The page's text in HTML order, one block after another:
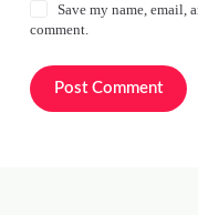
Save my name, email,
comment.
Post Comment